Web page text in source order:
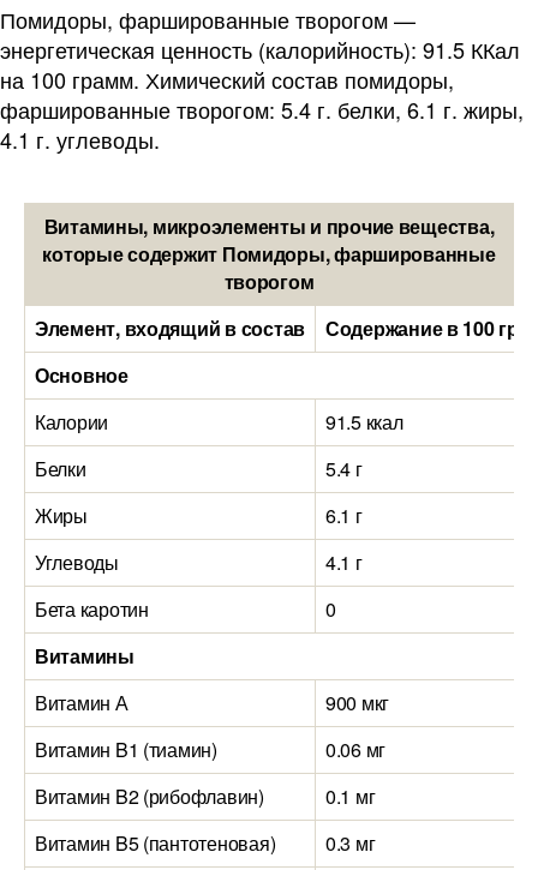
Помидоры, фаршированные творогом —
энергетическая ценность (калорийность): 91.5 ККал
на 100 грамм. Химический состав помидоры,
фаршированные творогом: 5.4 г. белки, 6.1 г. жиры,
4.1 г. углеводы.
Витамины, микроэлементы и прочие вещества,
которые содержит Помидоры, фаршированные
творогом
Элемент, входящий в состав
Содержание в 100
Основное
Калории
91.5 ккал
Белки
5.4 г
Жиры
6.1 г
Углеводы
4.1 г
Бета каротин
0
Витамины
Витамин А
900 мкг
Витамин B1 (тиамин)
0.06 мг
Витамин B2 (рибофлавин)
0.1 мг
Витамин B5 (пантотеновая)
0.3 мг